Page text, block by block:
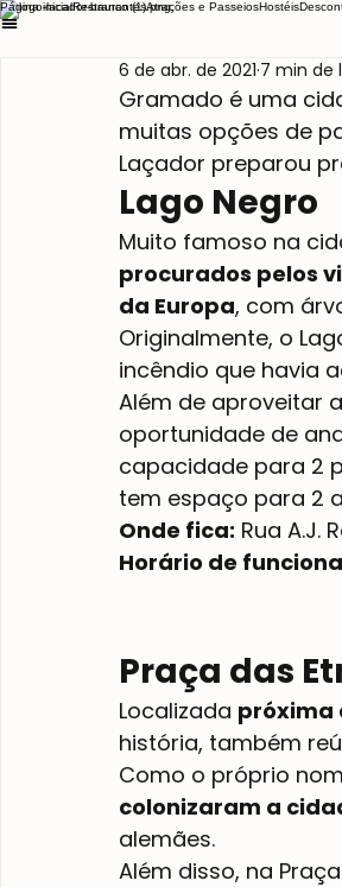
Página inicialRestaurantesAtrações e PasseiosHostéis
6 de abr. de 2021 7 min de
Gramado é uma
muitas opções de
Laçador preparou
Lago Negro
Muito famoso na
procurados pelos
da Europa, com
Originalmente, o
incêndio que havia
Além de aproveitar
oportunidade de
capacidade para 2
tem espaço para 2
Onde fica:
Horário de
Praça das
Localizada próxima
história, também
Como o próprio
colonizaram a
alemães.
Além disso, na